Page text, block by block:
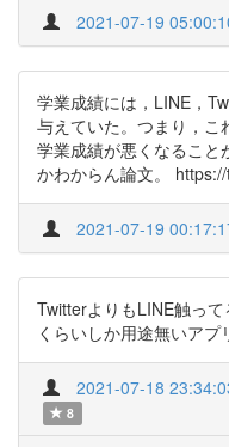
2021-07-19
学業成績には，LINE，
与えていた。つまり，こ
学業成績が悪くなること
かわからん論文。
2021-07-19
TwitterよりもLINE触っ
くらいしか用途無いア
2021-07-18
8